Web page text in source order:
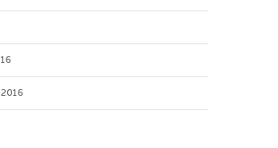
2016